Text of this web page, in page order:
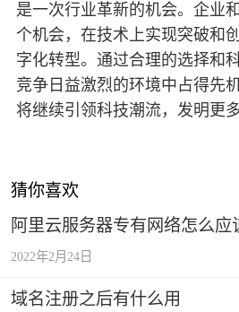
是一次行业革新的机会。企业
个机会，在技术上实现突破和
字化转型。通过合理的选择和
竞争日益激烈的环境中占得先
将继续引领科技潮流，发明更
猜你喜欢
阿里云服务器专有网络怎么应
2022年2月24日
域名注册之后有什么用